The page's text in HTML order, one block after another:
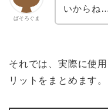
ぱそろぐま
いからね…
それでは、実際に使
リットをまとめます。